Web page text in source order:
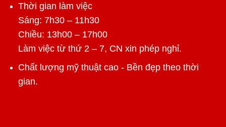
Thời gian làm việc
Sáng: 7h30 – 11h30
Chiều: 13h00 – 17h00
Làm việc từ thứ 2 – 7, CN xin phép nghỉ.
Chất lượng mỹ thuật cao - Bền đẹp theo thời
gian.